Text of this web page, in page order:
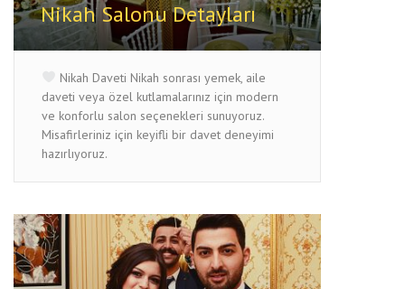
Nikah Salonu Detayları
Nikah Daveti Nikah sonrası yemek, aile
daveti veya özel kutlamalarınız için modern
ve konforlu salon seçenekleri sunuyoruz.
Misafirleriniz için keyifli bir davet deneyimi
hazırlıyoruz.